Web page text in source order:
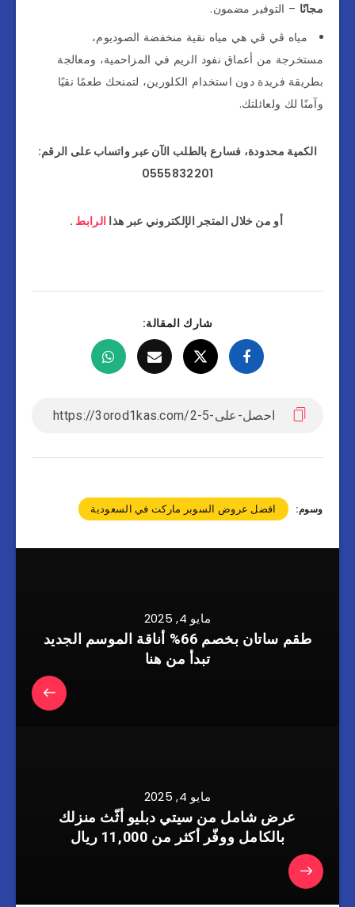
مجانًا – التوفير مضمون.
مياه ڤي ڤي هي مياه نقية منخفضة الصوديوم،
مستخرجة من أعماق نفود الريم في المزاحمية، ومعالجة
بطريقة فريدة دون استخدام الكلورين، لتمنحك طعمًا نقيًا
وآمنًا لك ولعائلتك.
الكمية محدودة، فسارع بالطلب الآن عبر واتساب على الرقم:
0555832201
أو من خلال المتجر الإلكتروني عبر هذا الرابط .
شارك المقالة:
وسوم: افضل عروض السوبر ماركت في السعودية
مايو 4, 2025
طقم ساتان بخصم 66% أناقة الموسم الجديد
تبدأ من هنا
مايو 4, 2025
عرض شامل من سيتي دبليو أثّث منزلك
بالكامل ووفّر أكثر من 11,000 ريال